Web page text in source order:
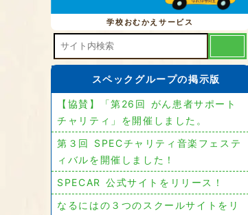
学校おむかえサービス
スペックグループの掲示版
【協賛】「第26回 がん患者サポート
チャリティ」を開催しました。
第３回 SPECチャリティ音楽フェステ
ィバルを開催しました！
SPECAR 公式サイトをリリース！
なるにはの３つのスクールサイトをリ